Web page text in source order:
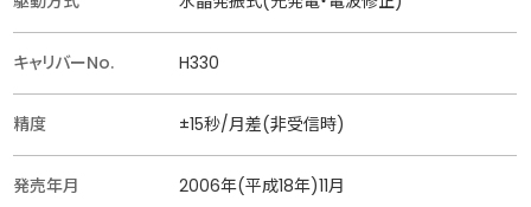
キャリバーNo. H330
精度 ±15秒/月差(非受信時)
発売年月 2006年(平成18年)11月